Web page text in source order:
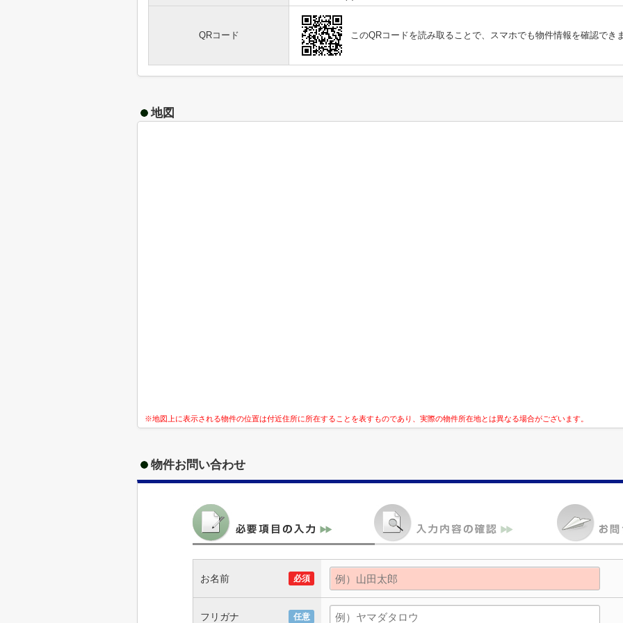
QRコード このQRコードを読み取ることで、スマホでも物件情報を確認でき
地図
※地図上に表示される物件の位置は付近住所に所在することを表すものであり、実際の物件所在地とは異なる場合がございます。
物件お問い合わせ
お名前 必須
フリガナ 任意